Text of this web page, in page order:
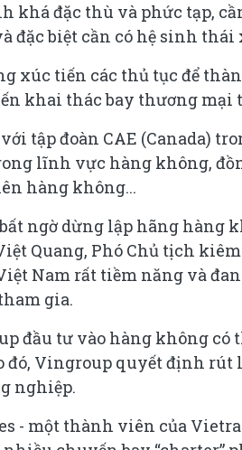
khá đặc thù và phức tạp,
đặc biệt cần có hệ sinh
xúc tiến các thủ tục để
khai thác bay thương mại
tập đoàn CAE (Canada)
lĩnh vực hàng không,
hàng không...
ngờ dừng lập hãng hàng
Quang, Phó Chủ tịch
Nam rất tiềm năng và
gia.
đầu tư vào hàng không có
đó, Vingroup quyết định
nghiệp.
- một thành viên của